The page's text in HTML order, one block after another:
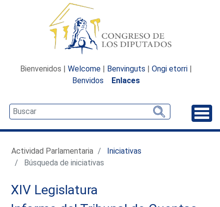
Bienvenidos | Welcome | Benvinguts | Ongi etorri |
Benvidos
Enlaces
Actividad Parlamentaria
Iniciativas
Búsqueda de iniciativas
XIV Legislatura